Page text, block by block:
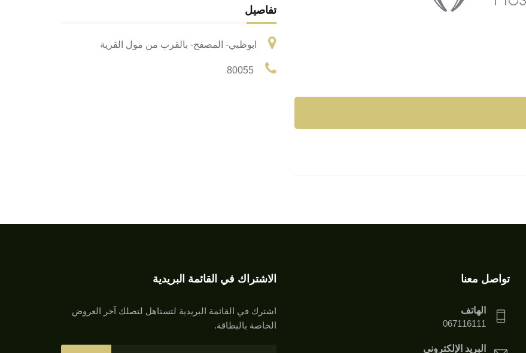
تفاصيل
ابوظبي- المصفح- بالقرب من مول القرية
تواصل معنا
الهاتف
067116111
البريد الإلكتروني
الاشتراك في القائمة البريدية
اشترك في القائمة البريدية لتستاهل لتصلك آخر العروض
الخاصة بالبطاقة.